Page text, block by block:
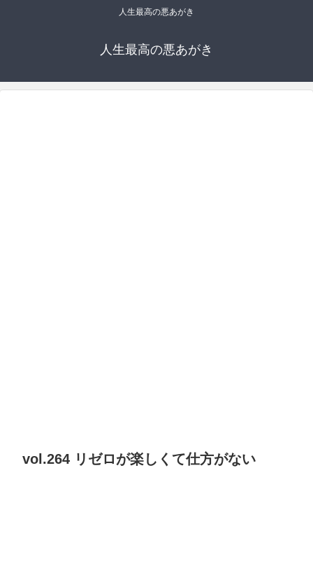
人生最高の悪あがき
人生最高の悪あがき
vol.264 リゼロが楽しくて仕方がない